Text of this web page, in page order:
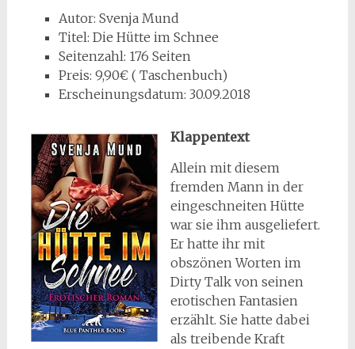
Autor: Svenja Mund
Titel: Die Hütte im Schnee
Seitenzahl: 176 Seiten
Preis: 9,90€ ( Taschenbuch)
Erscheinungsdatum: 30.09.2018
Klappentext
Allein mit diesem
fremden Mann in der
eingeschneiten Hütte
war sie ihm ausgeliefert.
Er hatte ihr mit
obszönen Worten im
Dirty Talk von seinen
erotischen Fantasien
erzählt. Sie hatte dabei
als treibende Kraft